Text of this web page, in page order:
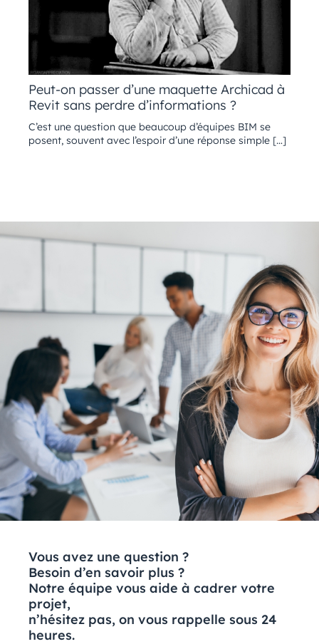
Peut-on passer d’une maquette Archicad à
Revit sans perdre d’informations ?
C’est une question que beaucoup d’équipes BIM se
posent, souvent avec l’espoir d’une réponse simple […]
Vous avez une question ?
Besoin d’en savoir plus ?
Notre équipe vous aide à cadrer votre
projet,
n’hésitez pas, on vous rappelle sous 24
heures.